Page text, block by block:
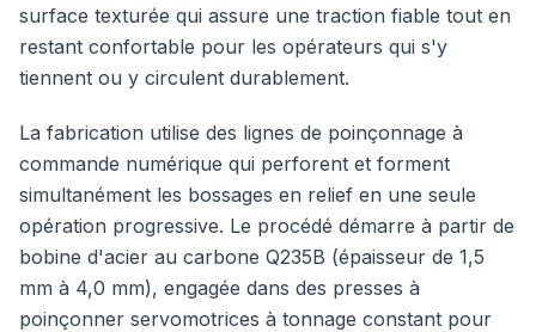
surface texturée qui assure une traction fiable tout en
restant confortable pour les opérateurs qui s'y
tiennent ou y circulent durablement.
La fabrication utilise des lignes de poinçonnage à
commande numérique qui perforent et forment
simultanément les bossages en relief en une seule
opération progressive. Le procédé démarre à partir de
bobine d'acier au carbone Q235B (épaisseur de 1,5
mm à 4,0 mm), engagée dans des presses à
poinçonner servomotrices à tonnage constant pour